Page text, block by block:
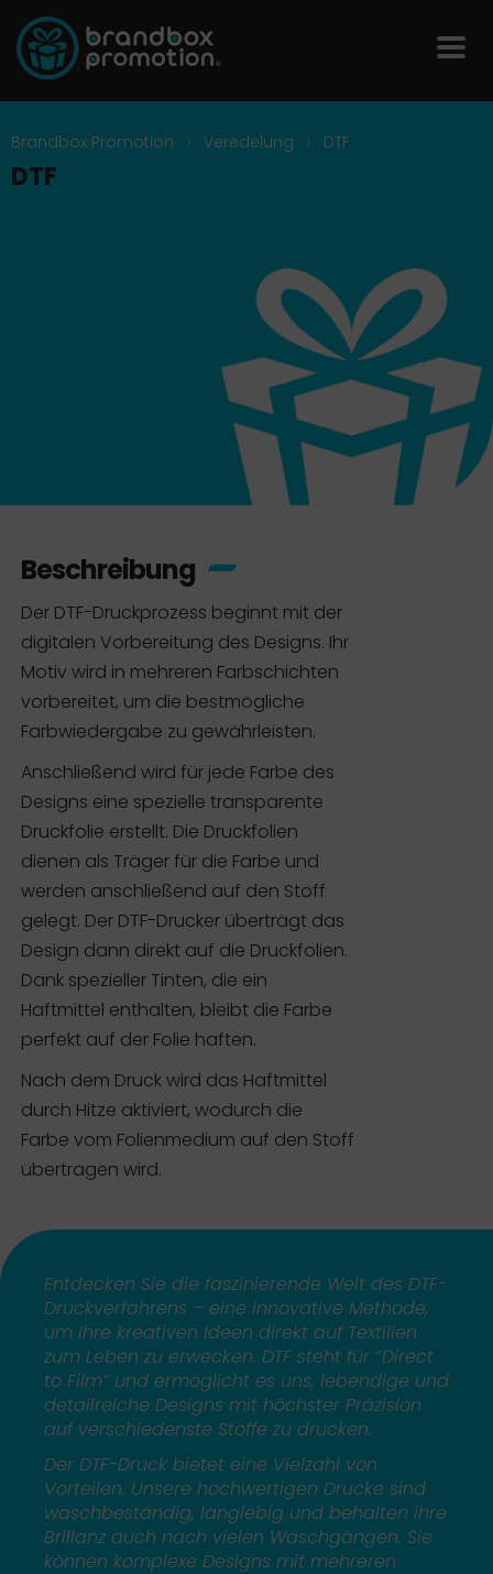
Brandbox Promotion > Veredelung > DTF
DTF
Beschreibung
Der DTF-Druckprozess beginnt mit der
digitalen Vorbereitung des Designs. Ihr
Motiv wird in mehreren Farbschichten
vorbereitet, um die bestmögliche
Farbwiedergabe zu gewährleisten.
Anschließend wird für jede Farbe des
Designs eine spezielle transparente
Druckfolie erstellt. Die Druckfolien
dienen als Träger für die Farbe und
werden anschließend auf den Stoff
gelegt. Der DTF-Drucker überträgt das
Design dann direkt auf die Druckfolien.
Dank spezieller Tinten, die ein
Haftmittel enthalten, bleibt die Farbe
perfekt auf der Folie haften.
Nach dem Druck wird das Haftmittel
durch Hitze aktiviert, wodurch die
Farbe vom Folienmedium auf den Stoff
übertragen wird.
Entdecken Sie die faszinierende Welt des DTF-
Druckverfahrens – eine innovative Methode,
um Ihre kreativen Ideen direkt auf Textilien
zum Leben zu erwecken. DTF steht für “Direct
to Film” und ermöglicht es uns, lebendige und
detailreiche Designs mit höchster Präzision
auf verschiedenste Stoffe zu drucken.
Der DTF-Druck bietet eine Vielzahl von
Vorteilen. Unsere hochwertigen Drucke sind
waschbeständig, langlebig und behalten ihre
Brillanz auch nach vielen Waschgängen. Sie
können komplexe Designs mit mehreren